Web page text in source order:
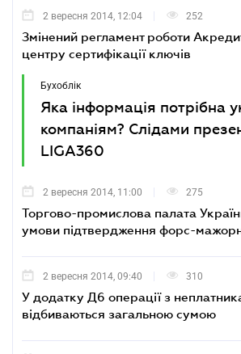
2 вересня 2014, 12:04 252
Змінений регламент роботи
центру сертифікації ключів
Бухоблік
Яка інформація потрібна
компаніям? Слідами
LIGA360
2 вересня 2014, 11:00 275
Торгово-промислова палата
умови підтвердження форс-
2 вересня 2014, 09:40 310
У додатку Д6 операції з
відбиваються загальною сумою